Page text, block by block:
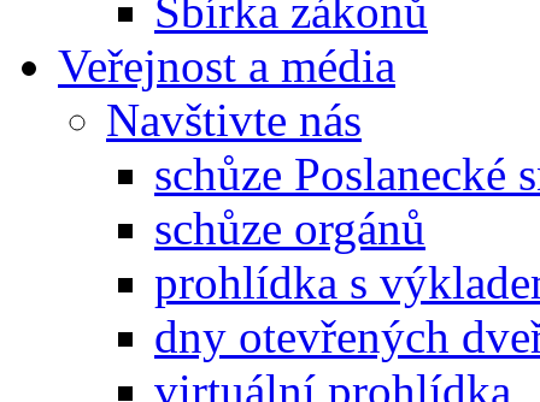
Sbírka zákonů
Veřejnost a média
Navštivte nás
schůze Poslanecké
schůze orgánů
prohlídka s
dny otevřených
virtuální prohlídka